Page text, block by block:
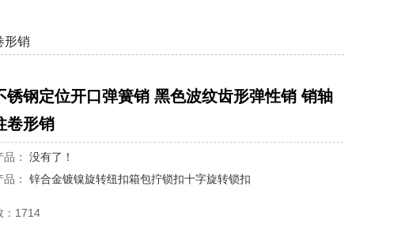
形销
锈钢定位开口弹簧销 黑色波纹齿形弹性销 销轴
卷形销
品： 没有了！
： 锌合金镀镍旋转纽扣箱包拧锁扣十字旋转锁扣
：1714